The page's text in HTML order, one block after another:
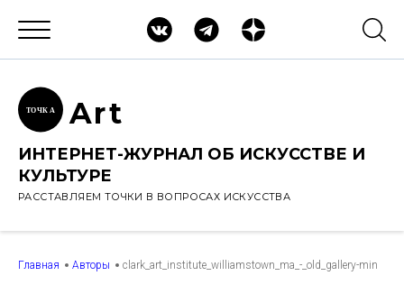
ТОЧК А Art
ИНТЕРНЕТ-ЖУРНАЛ ОБ ИСКУССТВЕ И
КУЛЬТУРЕ
РАССТАВЛЯЕМ ТОЧКИ В ВОПРОСАХ ИСКУССТВА
Главная Авторы clark_art_institute_williamstown_ma_-_old_gallery-min